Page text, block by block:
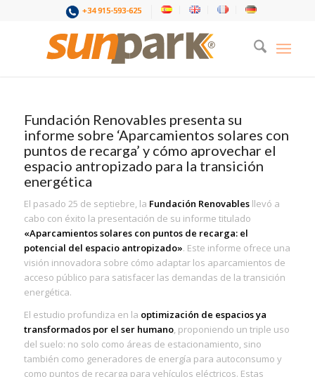
+34 915-593-625
Fundación Renovables presenta su
informe sobre ‘Aparcamientos solares con
puntos de recarga’ y cómo aprovechar el
espacio antropizado para la transición
energética
El pasado 25 de septiebre, la Fundación Renovablesllevó a
cabo con éxito la presentación de su informe titulado
«Aparcamientos solares con puntos de recarga: el
potencial del espacio antropizado». Este informe ofrece una
visión innovadora sobre cómo adaptar los aparcamientos de
acceso público para satisfacer las demandas de la transición
energética.
El estudio profundiza en la optimización de espacios ya
transformados por el ser humano, proponiendo un triple uso
del suelo: no solo como áreas de estacionamiento, sino
también como generadores de energía para autoconsumo y
como puntos de recarga para vehículos eléctricos. Estas